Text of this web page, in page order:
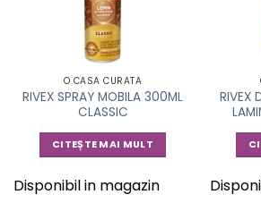
O CASA CURATA
RIVEX SPRAY MOBILA 300ML
CLASSIC
CITEȘTE MAI MULT
Disponibil in magazin
RIVEX